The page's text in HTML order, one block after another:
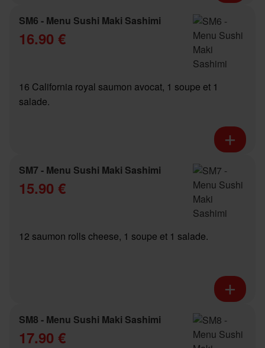
SM6 - Menu Sushi Maki Sashimi
16.90 €
16 California royal saumon avocat, 1 soupe et 1
salade.
SM7 - Menu Sushi Maki Sashimi
15.90 €
12 saumon rolls cheese, 1 soupe et 1 salade.
SM8 - Menu Sushi Maki Sashimi
17.90 €